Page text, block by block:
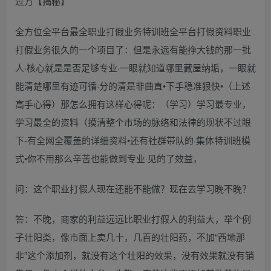
全方位全平台最全职业打假业务特训班全平台打假资料职业
打假业务很久的⼀个项⽬了：但是永远有能挣⼤钱的那⼀批
⼈·核⼼就是是否⾜够专业·⼀眼就知道哪⾥藏屋纳垢，⼀眼就
能清楚哪⾥有迹可循·分的清是⾮曲直•下⼿稳准狠快•（上述
⾼⼿⼼得）那怎么拥有这样⼼得呢：（学习）学习最专业，
学习最全的资料（摸清整个市场的脉络和法律的现状不过眼
下-有全⽹全覆盖的详细资料•还有社群带队的·集体特训班模
式•你不⽤那么⾟苦也能做到专业·⻅的了效益，
问：这个职业打假人现在还能不能做？现在去学习晚不晚？
答：不晚，商家的利益远远比职业打假人的利益大，举个例
子壮阳类，像市面上卖几十，几百的壮阳药，不加“西地那
非”这个添加剂，就没有这个壮阳的效果，没有效果就没有销